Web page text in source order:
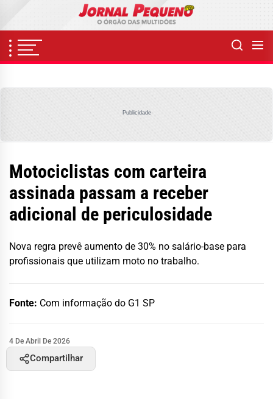
content
Publicidade
Motociclistas com carteira
assinada passam a receber
adicional de periculosidade
Nova regra prevê aumento de 30% no salário-base para
profissionais que utilizam moto no trabalho.
Fonte: Com informação do G1 SP
4 De Abril De 2026
Compartilhar